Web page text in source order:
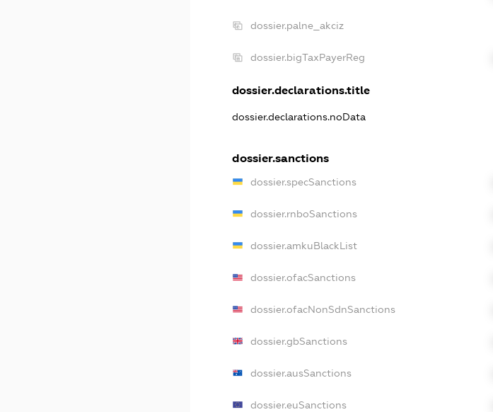
dossier.palne_akciz
dossier.bigTaxPayerReg
dossier.declarations.title
dossier.declarations.noData
dossier.sanctions
dossier.specSanctions
dossier.rnboSanctions
dossier.amkuBlackList
dossier.ofacSanctions
dossier.ofacNonSdnSanctions
dossier.gbSanctions
dossier.ausSanctions
dossier.euSanctions